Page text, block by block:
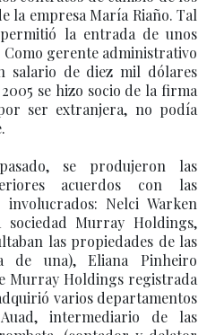
la empresa María Riaño. Tal
la entrada de unos
gerente administrativo
salario de diez mil dólares
se hizo socio de la firma
ser extranjera, no podía
se produjeron las
acuerdos con las
Nelci Warken
Murray Holdings,
las propiedades de las
de una), Eliana Pinheiro
Murray Holdings registrada
varios departamentos
intermediario de las